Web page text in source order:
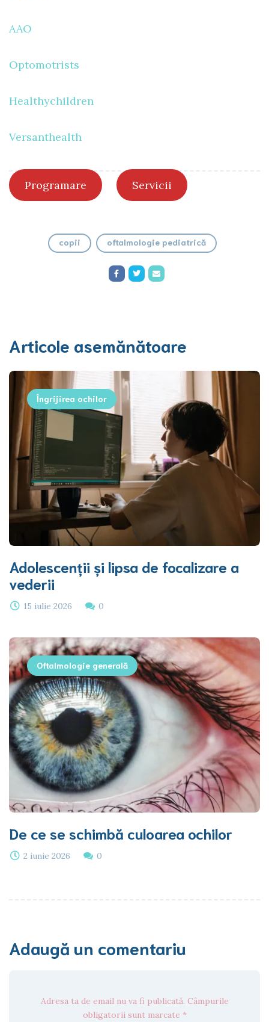
AAO
Optomotrists
Healthychildren
Versanthealth
Programare Servicii
copii oftalmologie pediatrică
Articole asemănătoare
Îngrijirea ochilor
Adolescenții și lipsa de focalizare a
vederii
15 iulie 2026 0
Oftalmologie generală
De ce se schimbă culoarea ochilor
2 iunie 2026 0
Adaugă un comentariu
Adresa ta de email nu va fi publicată. Câmpurile
obligatorii sunt marcate *